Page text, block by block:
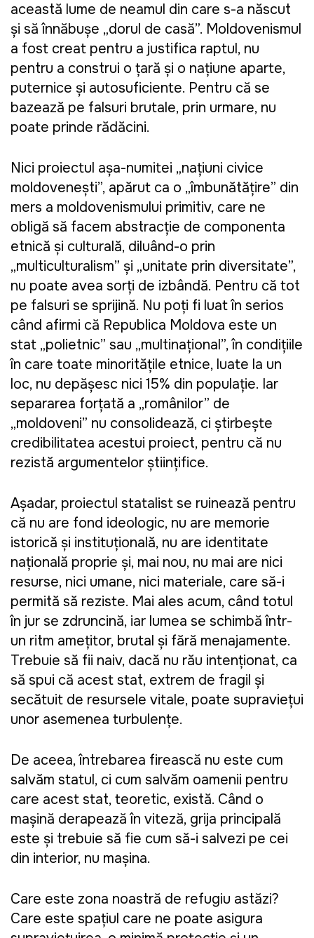
această lume de neamul din care s-a născut
și să înnăbușe „dorul de casă”. Moldovenismul
a fost creat pentru a justifica raptul, nu
pentru a construi o țară și o națiune aparte,
puternice și autosuficiente. Pentru că se
bazează pe falsuri brutale, prin urmare, nu
poate prinde rădăcini.
Nici proiectul așa-numitei „națiuni civice
moldovenești”, apărut ca o „îmbunătățire” din
mers a moldovenismului primitiv, care ne
obligă să facem abstracție de componenta
etnică și culturală, diluând-o prin
„multiculturalism” și „unitate prin diversitate”,
nu poate avea sorți de izbândă. Pentru că tot
pe falsuri se sprijină. Nu poți fi luat în serios
când afirmi că Republica Moldova este un
stat „polietnic” sau „multinațional”, în condițiile
în care toate minoritățile etnice, luate la un
loc, nu depășesc nici 15% din populație. Iar
separarea forțată a „românilor” de
„moldoveni” nu consolidează, ci știrbește
credibilitatea acestui proiect, pentru că nu
rezistă argumentelor științifice.
Așadar, proiectul statalist se ruinează pentru
că nu are fond ideologic, nu are memorie
istorică și instituțională, nu are identitate
națională proprie și, mai nou, nu mai are nici
resurse, nici umane, nici materiale, care să-i
permită să reziste. Mai ales acum, când totul
în jur se zdruncină, iar lumea se schimbă într-
un ritm amețitor, brutal și fără menajamente.
Trebuie să fii naiv, dacă nu rău intenționat, ca
să spui că acest stat, extrem de fragil și
secătuit de resursele vitale, poate supraviețui
unor asemenea turbulențe.
De aceea, întrebarea firească nu este cum
salvăm statul, ci cum salvăm oamenii pentru
care acest stat, teoretic, există. Când o
mașină derapează în viteză, grija principală
este și trebuie să fie cum să-i salvezi pe cei
din interior, nu mașina.
Care este zona noastră de refugiu astăzi?
Care este spațiul care ne poate asigura